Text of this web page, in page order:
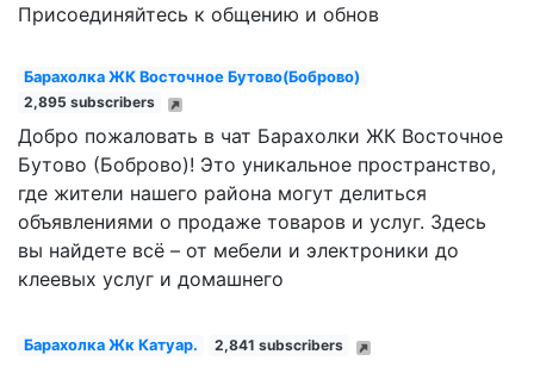
Присоединяйтесь к общению и обнов
Барахолка ЖК Восточное Бутово(Боброво)
2,895 subscribers
Добро пожаловать в чат Барахолки ЖК Восточное
Бутово (Боброво)! Это уникальное пространство,
где жители нашего района могут делиться
объявлениями о продаже товаров и услуг. Здесь
вы найдете всё – от мебели и электроники до
клеевых услуг и домашнего
Барахолка Жк Катуар. 2,841 subscribers